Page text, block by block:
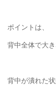
ポイントは、
背中全体で大
背中が潰れた状